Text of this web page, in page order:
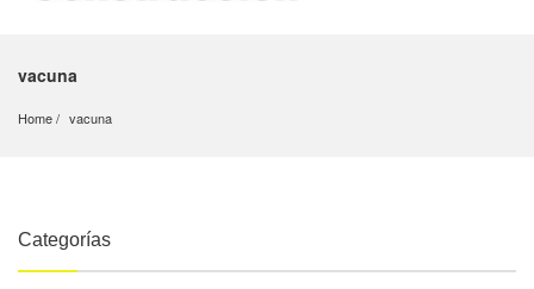
vacuna
Home vacuna
Categorías